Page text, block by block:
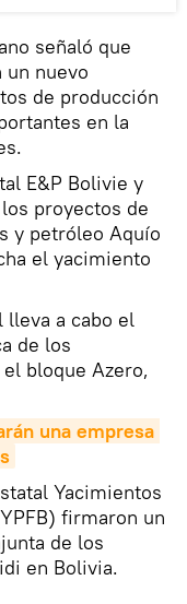
señaló que
un nuevo
de producción
en la
E&P Bolivie y
proyectos de
y petróleo Aquío
el yacimiento
lleva a cabo el
de los
bloque Azero,
una empresa
Yacimientos
firmaron un
de los
en Bolivia.